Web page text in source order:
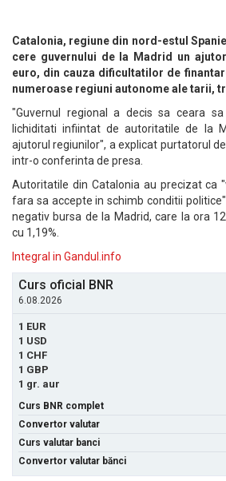
Catalonia, regiune din nord-estul
cere guvernului de la Madrid un
euro, din cauza dificultatilor de
numeroase regiuni autonome ale tarii,
"Guvernul regional a decis sa ceara
lichiditati infiintat de autoritatile de la
ajutorul regiunilor", a explicat purtatorul
intr-o conferinta de presa.
Autoritatile din Catalonia au precizat ca
fara sa accepte in schimb conditii
negativ bursa de la Madrid, care la ora
cu 1,19%.
Integral in Gandul.info
Curs oficial BNR
6.08.2026
1 EUR
1 USD
1 CHF
1 GBP
1 gr. aur
Curs BNR complet
Convertor valutar
Curs valutar banci
Convertor valutar bănci